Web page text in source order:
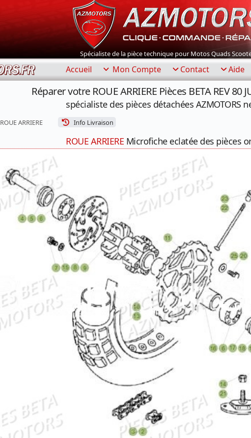
Spécialiste de la pièce technique pour Motos Quads
Accueil Mon Compte Contact Aide
Réparer votre ROUE ARRIERE Pièces BETA REV 80
spécialiste des pièces détachées AZMOTORS
ROUE ARRIERE Info Livraison
ROUE ARRIERE Microfiche eclatée des pièces